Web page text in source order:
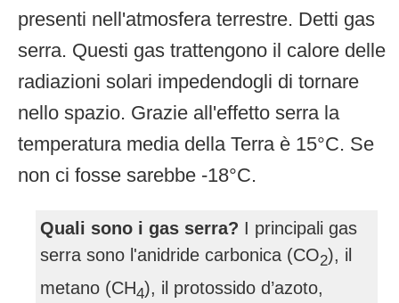
presenti nell'atmosfera terrestre. Detti gas
serra. Questi gas trattengono il calore delle
radiazioni solari impedendogli di tornare
nello spazio. Grazie all'effetto serra la
temperatura media della Terra è 15°C. Se
non ci fosse sarebbe -18°C.
Quali sono i gas serra? I principali gas
serra sono l'anidride carbonica (CO2), il
metano (CH4), il protossido d’azoto,